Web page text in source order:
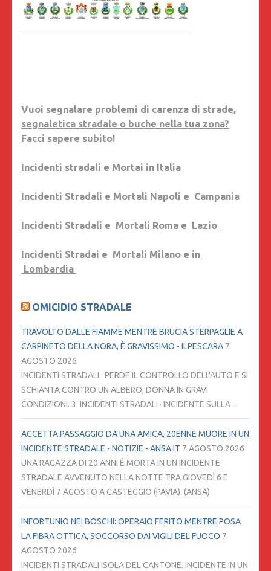
Vuoi segnalare problemi di carenza di strade,
segnaletica stradale o buche nella tua zona?
Facci sapere subito!
Incidenti stradali e Mortai in Italia
Incidenti Stradali e Mortali Napoli e Campania
Incidenti Stradali e Mortali Roma e Lazio
Incidenti Stradai e Mortali Milano e in
Lombardia
OMICIDIO STRADALE
TRAVOLTO DALLE FIAMME MENTRE BRUCIA STERPAGLIE A
CARPINETO DELLA NORA, È GRAVISSIMO - ILPESCARA 7
AGOSTO 2026
INCIDENTI STRADALI · PERDE IL CONTROLLO DELL'AUTO E SI
SCHIANTA CONTRO UN ALBERO, DONNA IN GRAVI
CONDIZIONI. 3. INCIDENTI STRADALI · INCIDENTE SULLA ...
ACCETTA PASSAGGIO DA UNA AMICA, 20ENNE MUORE IN UN
INCIDENTE STRADALE - NOTIZIE - ANSA.IT 7 AGOSTO 2026
UNA RAGAZZA DI 20 ANNI È MORTA IN UN INCIDENTE
STRADALE AVVENUTO NELLA NOTTE TRA GIOVEDÌ 6 E
VENERDÌ 7 AGOSTO A CASTEGGIO (PAVIA). (ANSA)
INFORTUNIO NEI BOSCHI: OPERAIO FERITO MENTRE POSA
LA FIBRA OTTICA, SOCCORSO DAI VIGILI DEL FUOCO 7
AGOSTO 2026
INCIDENTI STRADALI ISOLA DEL CANTONE. INCIDENTE IN UN